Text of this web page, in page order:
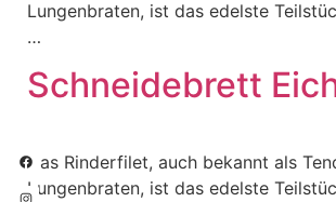
Lungenbraten, ist das edelste
…
Schneidebrett
Das Rinderfilet, auch bekannt als
Lungenbraten, ist das edelste